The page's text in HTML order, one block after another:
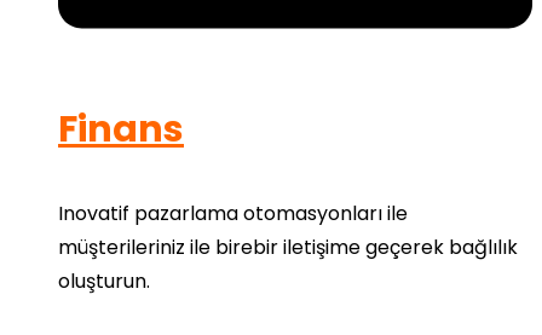
Finans
Inovatif pazarlama otomasyonları ile
müşterileriniz ile birebir iletişime geçerek bağlılık
oluşturun.